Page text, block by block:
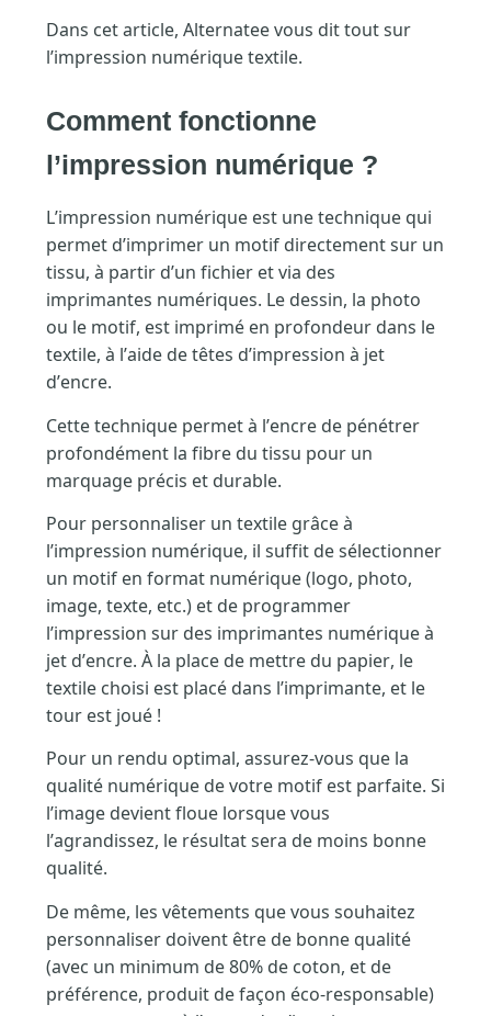
Dans cet article, Alternatee vous dit tout sur
l’impression numérique textile.
Comment fonctionne
l’impression numérique ?
L’impression numérique est une technique qui
permet d’imprimer un motif directement sur un
tissu, à partir d’un fichier et via des
imprimantes numériques. Le dessin, la photo
ou le motif, est imprimé en profondeur dans le
textile, à l’aide de têtes d’impression à jet
d’encre.
Cette technique permet à l’encre de pénétrer
profondément la fibre du tissu pour un
marquage précis et durable.
Pour personnaliser un textile grâce à
l’impression numérique, il suffit de sélectionner
un motif en format numérique (logo, photo,
image, texte, etc.) et de programmer
l’impression sur des imprimantes numérique à
jet d’encre. À la place de mettre du papier, le
textile choisi est placé dans l’imprimante, et le
tour est joué !
Pour un rendu optimal, assurez-vous que la
qualité numérique de votre motif est parfaite. Si
l’image devient floue lorsque vous
l’agrandissez, le résultat sera de moins bonne
qualité.
De même, les vêtements que vous souhaitez
personnaliser doivent être de bonne qualité
(avec un minimum de 80% de coton, et de
préférence, produit de façon éco-responsable)